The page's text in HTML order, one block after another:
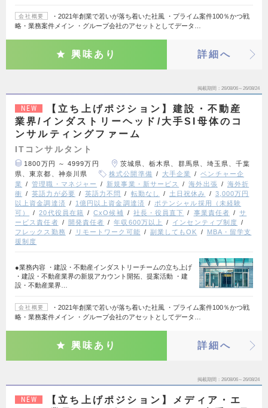
会社概要
・2021年創業で若いが落ち着いた社風 ・プライム案件100％かつ戦
略・業務案件メイン ・グループ会社のアセットとしてデータ…
興味あり 詳細へ
掲載期間 26/08/06～26/08/24
NEW
【立ち上げポジション】建設・不動産
業界/インダストリーヘッド/大手SI母体のコ
ンサルティングファーム
ITコンサルタント
1800万円 ～ 4999万円
茨城県、栃木県、群馬県、埼玉県、千葉
県、東京都、神奈川県
株式公開準備 大手企業
ベンチャー企
業
管理職・マネジャー 新規事業・新サービス 海外出張
海外折
衝
英語力が必要 英語力不問 転勤なし 土日祝休み
3,000万円
以上資金調達済
1億円以上資金調達済
ポテンシャル採用（未経験
可）
20代役員在籍 CxO候補 社長・役員直下 事業責任者
サ
ービス責任者
開発責任者 年収600万以上
インセンティブ制度
フレックス勤務
リモートワーク可能 副業してもOK
MBA・留学支
援制度
●業務内容 ・建設・不動産インダストリーチームの立ち上げ
・建設・不動産業界の新規アカウント開拓、提案活動 ・建
設・不動産業界…
会社概要
・2021年創業で若いが落ち着いた社風 ・プライム案件100％かつ戦
略・業務案件メイン ・グループ会社のアセットとしてデータ…
興味あり 詳細へ
掲載期間 26/08/06～26/08/24
NEW
【立ち上げポジション】メディア・エ